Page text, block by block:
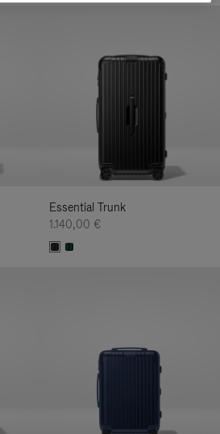
Essential Trunk
1.140,00 €